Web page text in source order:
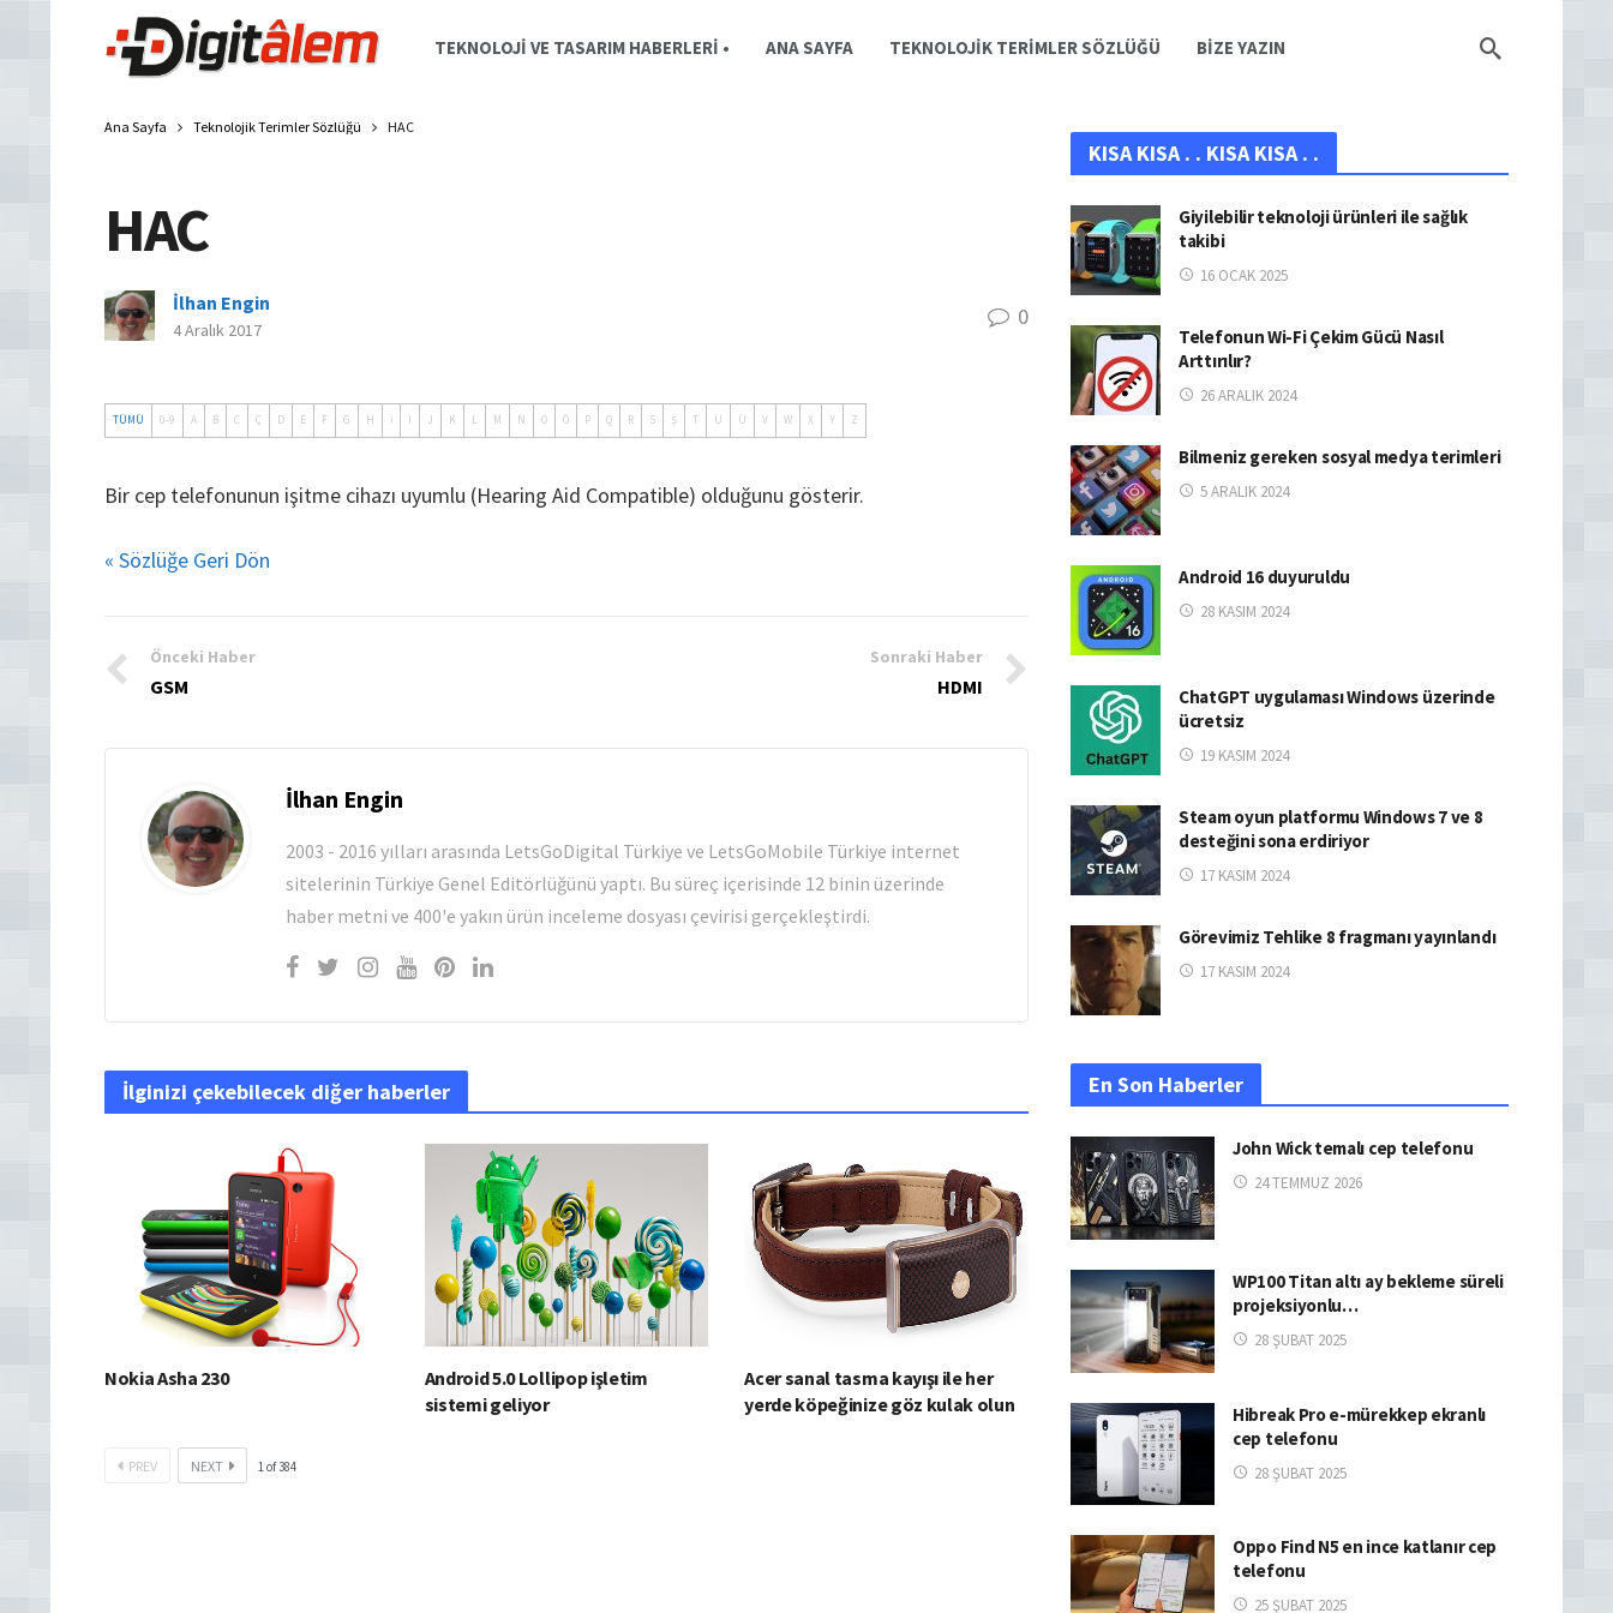
TEKNOLOJI VE TASARIM HABERLERI • ANA SAYFA TEKNOLOJIK TERIMLER SÖZLÜĞÜ BIZE YAZIN
Ana Sayfa Teknolojik Terimler Sözlüğü HAC
HAC
İlhan Engin
4 Aralık 2017 0
TÜMÜ 0-9 A B C Ç D E F G H I J K L M N O Ö P Q R S Ş T U Ü V W X Y Z
Bir cep telefonunun işitme cihazı uyumlu (Hearing Aid Compatible) olduğunu gösterir.
« Sözlüğe Geri Dön
Önceki Haber
GSM
Sonraki Haber
HDMI
İlhan Engin
2003 - 2016 yılları arasında LetsGoDigital Türkiye ve LetsGoMobile Türkiye internet
sitelerinin Türkiye Genel Editörlüğünü yaptı. Bu süreç içerisinde 12 binin üzerinde
haber metni ve 400'e yakın ürün inceleme dosyası çevirisi gerçekleştirdi.
İlginizi çekebilecek diğer haberler
Nokia Asha 230
Android 5.0 Lollipop işletim
sistemi geliyor
Acer sanal tasma kayışı ile her
yerde köpeğinize göz kulak olun
PREV NEXT 1of384
KISA KISA . . KISA KISA . .
Giyilebilir teknoloji ürünleri ile sağlık
takibi
16 OCAK 2025
Telefonun Wi-Fi Çekim Gücü Nasıl
Arttırılır?
26 ARALIK 2024
Bilmeniz gereken sosyal medya terimleri
5 ARALIK 2024
Android 16 duyuruldu
28 KASIM 2024
ChatGPT uygulaması Windows üzerinde
ücretsiz
19 KASIM 2024
Steam oyun platformu Windows 7 ve 8
desteğini sona erdiriyor
17 KASIM 2024
Görevimiz Tehlike 8 fragmanı yayınlandı
17 KASIM 2024
En Son Haberler
John Wick temalı cep telefonu
24 TEMMUZ 2026
WP100 Titan altı ay bekleme süreli
projeksiyonlu…
28 ŞUBAT 2025
Hibreak Pro e-mürekkep ekranlı
cep telefonu
28 ŞUBAT 2025
Oppo Find N5 en ince katlanır cep
telefonu
25 ŞUBAT 2025